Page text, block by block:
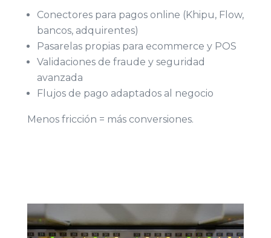
Conectores para pagos online (Khipu, Flow,
bancos, adquirentes)
Pasarelas propias para ecommerce y POS
Validaciones de fraude y seguridad
avanzada
Flujos de pago adaptados al negocio
Menos fricción = más conversiones.